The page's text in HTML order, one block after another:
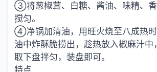
③将葱椒茸、白糖、酱油、味精、
搅匀。
④净锅加清油，用旺火烧至八成热
油中炸酥脆捞出，趁热放入椒麻汁中
取下盘拌匀，装盘即可。
特点